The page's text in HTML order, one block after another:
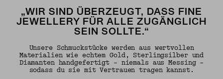
„WIR SIND ÜBERZEUGT, DASS FINE
JEWELLERY FÜR ALLE ZUGÄNGLICH
SEIN SOLLTE.“
Unsere Schmuckstücke werden aus wertvollen
Materialien wie echtem Gold, Sterlingsilber und
Diamanten handgefertigt – niemals aus Messing –
sodass du sie mit Vertrauen tragen kannst.